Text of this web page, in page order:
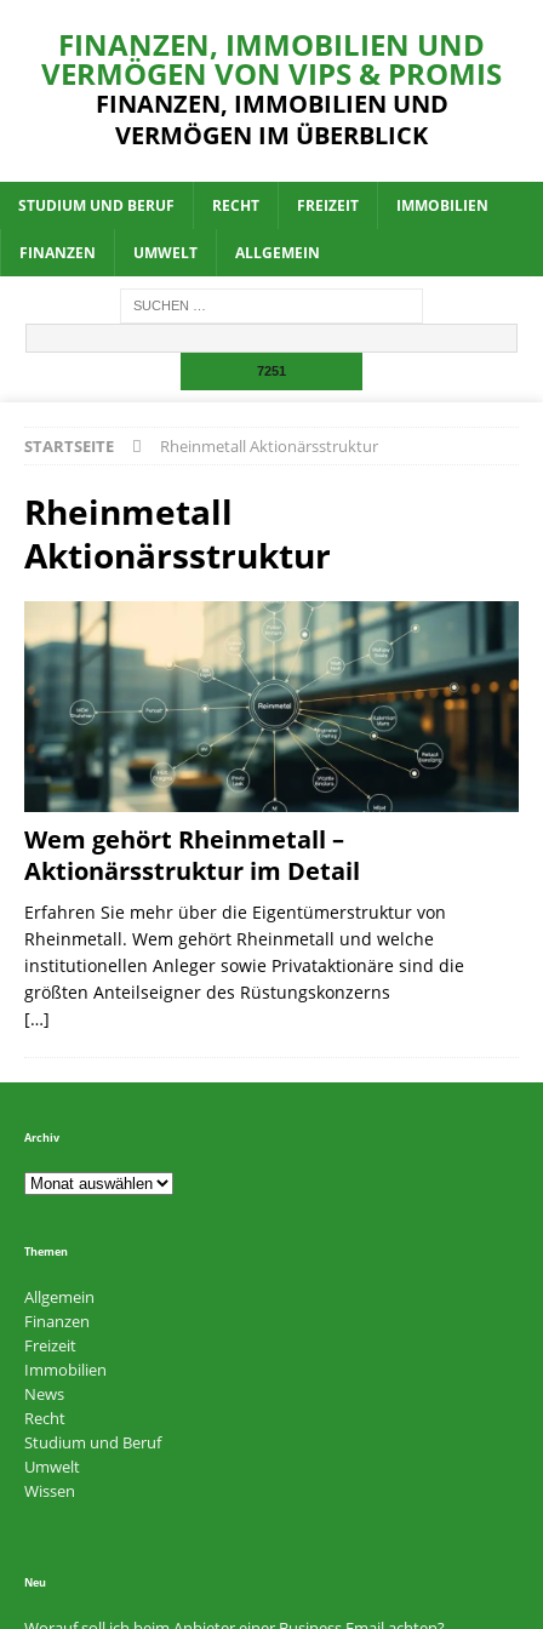
FINANZEN, IMMOBILIEN UND
VERMÖGEN VON VIPS & PROMIS
FINANZEN, IMMOBILIEN UND
VERMÖGEN IM ÜBERBLICK
STUDIUM UND BERUF RECHT FREIZEIT IMMOBILIEN
FINANZEN UMWELT ALLGEMEIN
STARTSEITE Rheinmetall Aktionärsstruktur
Rheinmetall
Aktionärsstruktur
Wem gehört Rheinmetall –
Aktionärsstruktur im Detail
Erfahren Sie mehr über die Eigentümerstruktur von
Rheinmetall. Wem gehört Rheinmetall und welche
institutionellen Anleger sowie Privataktionäre sind die
größten Anteilseigner des Rüstungskonzerns
[…]
Archiv
Themen
Allgemein
Finanzen
Freizeit
Immobilien
News
Recht
Studium und Beruf
Umwelt
Wissen
Neu